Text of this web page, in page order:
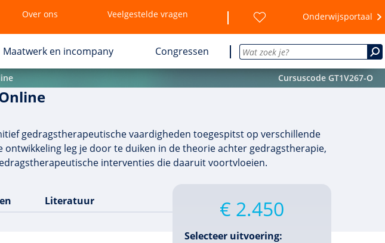
Over ons Veelgestelde vragen Onderwijsportaal
Maatwerk en incompany Congressen
Cursuscode GT1V267-O
gedragstherapeutische vaardigheden toegespitst op verschillende
leg je door te duiken in de theorie achter gedragstherapie,
interventies die daaruit voortvloeien.
€ 2.450
Selecteer uitvoering:
Literatuur